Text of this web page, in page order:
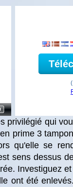
privilégié qui
prime 3
qu'elle se
sens dessus
Investiguez
ont été